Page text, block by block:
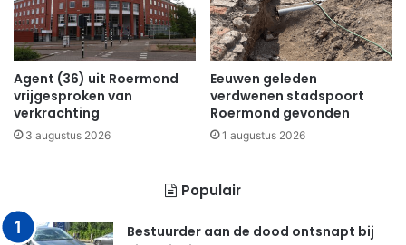
Agent (36) uit Roermond
vrijgesproken van
verkrachting
3 augustus 2026
Eeuwen geleden
verdwenen stadspoort
Roermond gevonden
1 augustus 2026
Populair
Bestuurder aan de dood ontsnapt bij